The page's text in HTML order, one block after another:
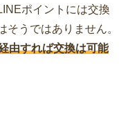
ポイントには交換
うではありません。
由すれば交換は可能